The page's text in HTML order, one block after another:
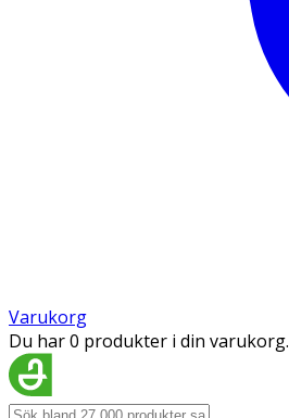
Varukorg
Du har 0 produkter i din varukorg.